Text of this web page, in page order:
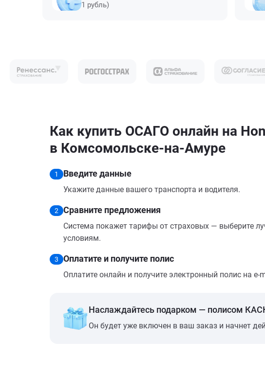
1 рубль)
Как купить ОСАГО онлайн на
в Комсомольске-на-Амуре
1 Введите данные
Укажите данные вашего транспорта и водителя.
2 Сравните предложения
Система покажет тарифы от страховых — выберите
условиям.
3 Оплатите и получите полис
Оплатите онлайн и получите электронный полис на e-
Наслаждайтесь подарком — полисом
Он будет уже включен в ваш заказ и начнет